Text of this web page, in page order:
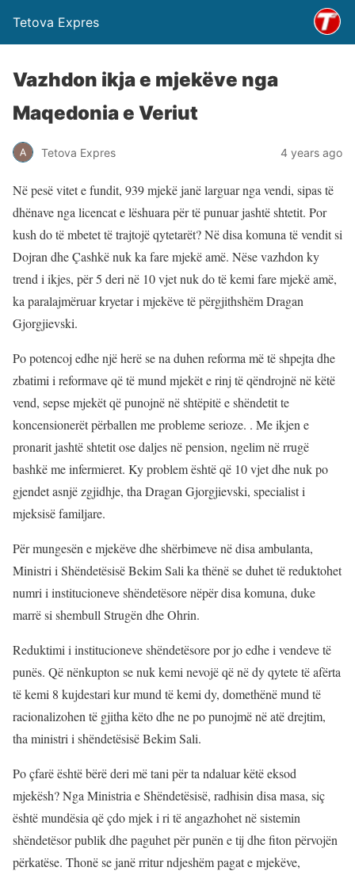
Tetova Expres
Vazhdon ikja e mjekëve nga
Maqedonia e Veriut
Tetova Expres 4 years ago
Në pesë vitet e fundit, 939 mjekë janë larguar nga vendi, sipas të
dhënave nga licencat e lëshuara për të punuar jashtë shtetit. Por
kush do të mbetet të trajtojë qytetarët? Në disa komuna të vendit si
Dojran dhe Çashkë nuk ka fare mjekë amë. Nëse vazhdon ky
trend i ikjes, për 5 deri në 10 vjet nuk do të kemi fare mjekë amë,
ka paralajmëruar kryetar i mjekëve të përgjithshëm Dragan
Gjorgjievski.
Po potencoj edhe një herë se na duhen reforma më të shpejta dhe
zbatimi i reformave që të mund mjekët e rinj të qëndrojnë në këtë
vend, sepse mjekët që punojnë në shtëpitë e shëndetit te
koncensionerët përballen me probleme serioze. . Me ikjen e
pronarit jashtë shtetit ose daljes në pension, ngelim në rrugë
bashkë me infermieret. Ky problem është që 10 vjet dhe nuk po
gjendet asnjë zgjidhje, tha Dragan Gjorgjievski, specialist i
mjeksisë familjare.
Për mungesën e mjekëve dhe shërbimeve në disa ambulanta,
Ministri i Shëndetësisë Bekim Sali ka thënë se duhet të reduktohet
numri i institucioneve shëndetësore nëpër disa komuna, duke
marrë si shembull Strugën dhe Ohrin.
Reduktimi i institucioneve shëndetësore por jo edhe i vendeve të
punës. Që nënkupton se nuk kemi nevojë që në dy qytete të afërta
të kemi 8 kujdestari kur mund të kemi dy, domethënë mund të
racionalizohen të gjitha këto dhe ne po punojmë në atë drejtim,
tha ministri i shëndetësisë Bekim Sali.
Po çfarë është bërë deri më tani për ta ndaluar këtë eksod
mjekësh? Nga Ministria e Shëndetësisë, radhisin disa masa, siç
është mundësia që çdo mjek i ri të angazhohet në sistemin
shëndetësor publik dhe paguhet për punën e tij dhe fiton përvojën
përkatëse. Thonë se janë rritur ndjeshëm pagat e mjekëve,